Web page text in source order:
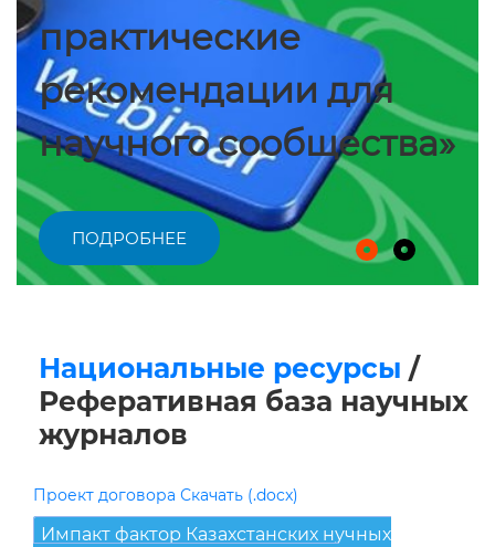
практические
рекомендации для
научного сообщества»
ПОДРОБНЕЕ
Национальные ресурсы /
Реферативная база научных
журналов
Проект договора Скачать (.docx)
Импакт фактор Казахстанских нучных